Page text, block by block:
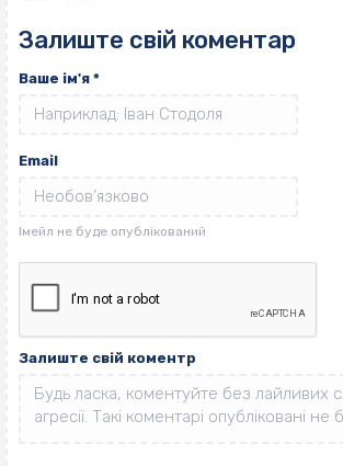
Залиште свій коментар
Ваше ім'я *
Email
Залиште свій коментр